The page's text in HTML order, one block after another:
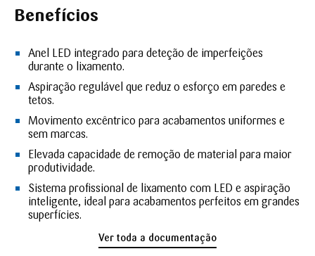
Benefícios
Anel LED integrado para deteção de imperfeições
durante o lixamento.
Aspiração regulável que reduz o esforço em paredes e
tetos.
Movimento excêntrico para acabamentos uniformes e
sem marcas.
Elevada capacidade de remoção de material para maior
produtividade.
Sistema profissional de lixamento com LED e aspiração
inteligente, ideal para acabamentos perfeitos em grandes
superfícies.
Ver toda a documentação